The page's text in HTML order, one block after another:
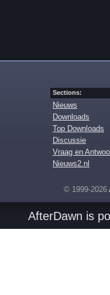
Sections:
Nieuws
Downloads
Top Downloads
Discussie
Vraag en
Nieuws2.nl
© 1999-2026
AfterDawn is